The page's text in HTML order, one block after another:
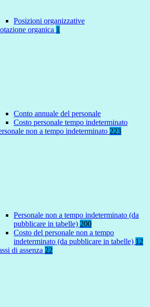
Posizioni organizzative
organica 1
Conto annuale del personale
Costo personale tempo indeterminato
non a tempo indeterminato 223
Personale non a tempo indeterminato (da
pubblicare in tabelle) 200
Costo del personale non a tempo
indeterminato (da pubblicare in tabelle) 12
di assenza 22